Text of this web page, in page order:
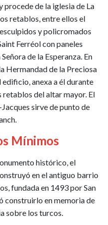
procede de la iglesia de La
retablos, entre ellos el
y policromados
Ferréol con paneles
de la Esperanza. En
Hermandad de la Preciosa
anexa a él durante
retablos del altar mayor. El
sirve de punto de
Mínimos
histórico, el
en el antiguo barrio
fundada en 1493 por San
construirlo en memoria de
sobre los turcos.